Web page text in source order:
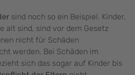
sind noch so ein Beispiel. Kinder,
alt sind, sind vor dem Gesetz
nicht für Schäden
werden. Bei Schäden im
sich das sogar auf Kinder bis